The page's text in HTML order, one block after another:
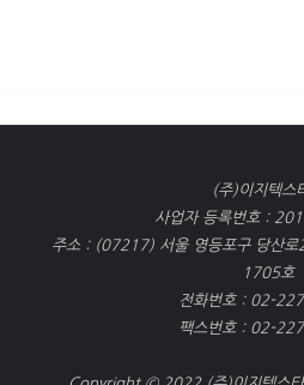
(주)이지텍스
사업자 등록번호 :
주소 : (07217) 서울 영등포구 당산
1705호
전화번호 : 02-
팩스번호 : 02-